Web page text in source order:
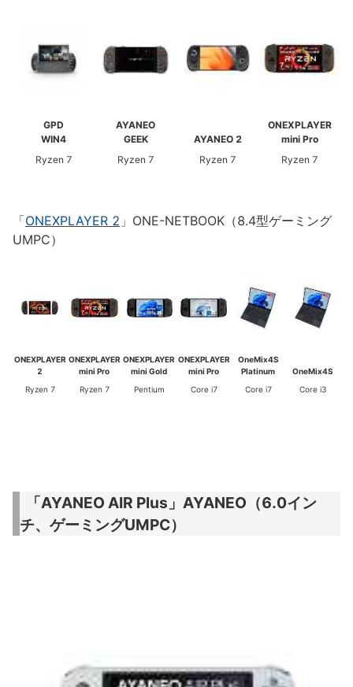
GPD
WIN4
Ryzen 7
AYANEO
GEEK
Ryzen 7
AYANEO 2
Ryzen 7
ONEXPLAYER
mini Pro
Ryzen 7
「ONEXPLAYER 2 」ONE-NETBOOK（8.4型ゲーミング
UMPC）
ONEXPLAYER
2
Ryzen 7
ONEXPLAYER
mini Pro
Ryzen 7
ONEXPLAYER
mini Gold
Pentium
ONEXPLAYER
mini Pro
Core i7
OneMix4S
Platinum
Core i7
OneMix4S
Core i3
「AYANEO AIR Plus」AYANEO（6.0イン
チ、ゲーミングUMPC）